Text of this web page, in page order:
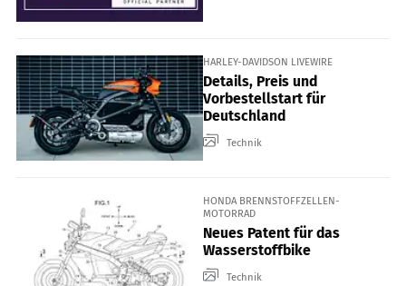
HARLEY-DAVIDSON LIVEWIRE
Details, Preis und
Vorbestellstart für
Deutschland
Technik
HONDA BRENNSTOFFZELLEN-
MOTORRAD
Neues Patent für das
Wasserstoffbike
Technik